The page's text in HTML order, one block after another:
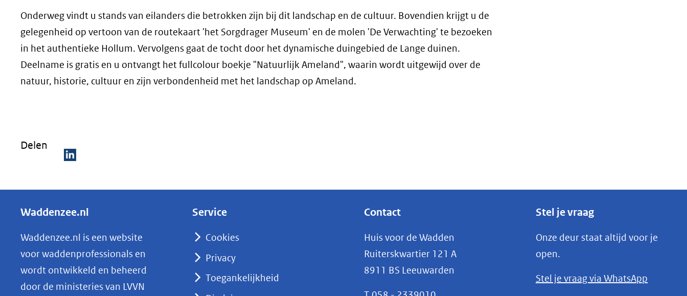
Onderweg vindt u stands van eilanders die betrokken zijn bij dit landschap en de cultuur. Bovendien krijgt u de
gelegenheid op vertoon van de routekaart 'het Sorgdrager Museum' en de molen 'De Verwachting' te bezoeken
in het authentieke Hollum. Vervolgens gaat de tocht door het dynamische duingebied de Lange duinen.
Deelname is gratis en u ontvangt het fullcolour boekje "Natuurlijk Ameland", waarin wordt uitgewijd over de
natuur, historie, cultuur en zijn verbondenheid met het landschap op Ameland.
Delen
e
e
n
o
p
L
Waddenzee.nl
Waddenzee.nl is een website
voor waddenprofessionals en
wordt ontwikkeld en beheerd
door de ministeries van LVVN
Service
Cookies
Privacy
Toegankelijkheid
Contact
Huis voor de Wadden
Ruiterskwartier 121 A
8911 BS Leeuwarden
Stel je vraag
Onze deur staat altijd voor je
open.
Stel je vraag via WhatsApp